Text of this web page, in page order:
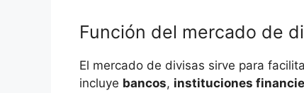
Función del mercado de
El mercado de divisas sirve para
⁤incluye bancos, instituciones